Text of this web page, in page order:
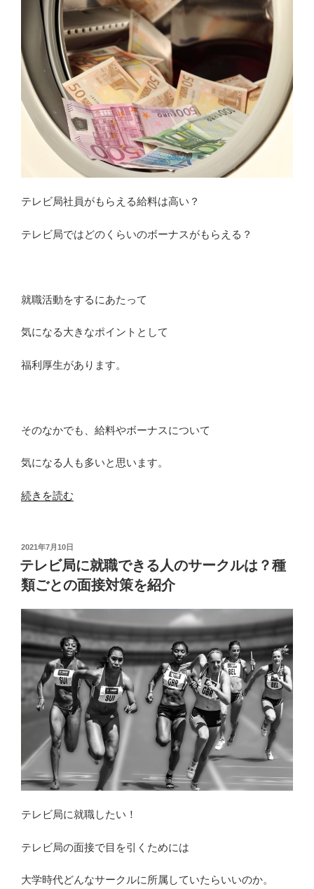
容
と
は？
ス
活
か
て
ア
仕
を”
テレビ局社員がもらえる給料は高い？
テレビ局ではどのくらいのボーナスがもらえる？
就職活動をするにあたって
気になる大きなポイントとして
福利厚生があります。
そのなかでも、給料やボーナスについて
気になる人も多いと思います。
“テ
局
の
ボ
ー
ナ
ス
は
ど
れ
く
社
員
待
を
説”
続きを読む
投
稿
日:
2021年7月10日
テレビ局に就職できる人のサークルは？種
類ごとの面接対策を紹介
テレビ局に就職したい！
テレビ局の面接で目を引くためには
大学時代どんなサークルに所属していたらいいのか。